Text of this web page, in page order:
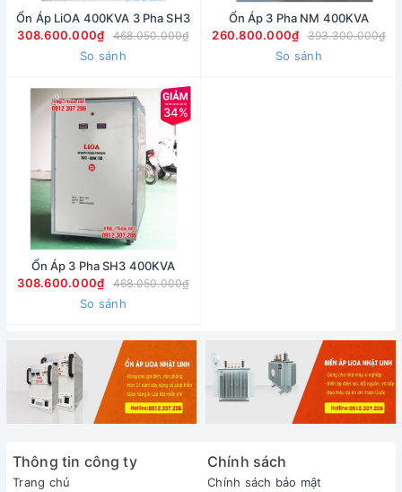
Ổn Áp LiOA 400KVA 3 Pha SH3
308.600.000₫
468.050.000₫
So sánh
Ổn Áp 3 Pha NM 400KVA
260.800.000₫
393.300.000₫
So sánh
34%
Ổn Áp 3 Pha SH3 400KVA
308.600.000₫
468.050.000₫
So sánh
Thông tin công ty
Trang chủ
Chính sách
Chính sách bảo mật